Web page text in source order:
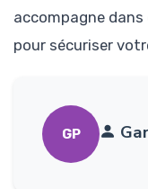
accompagne
pour sécuriser
GP